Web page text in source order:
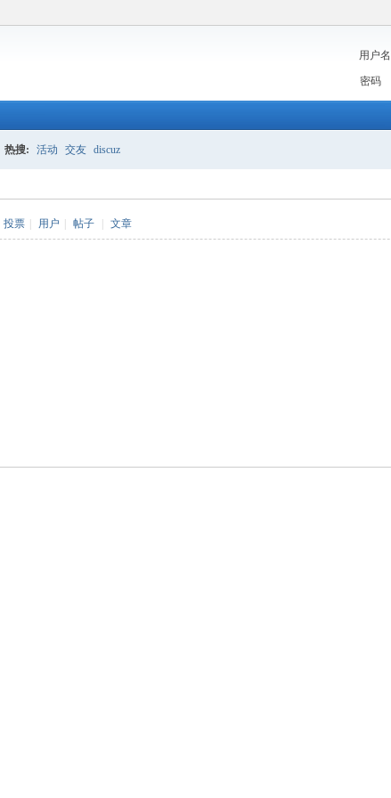
用户名
密码
热搜: 活动 交友 discuz
投票 用户 帖子 文章